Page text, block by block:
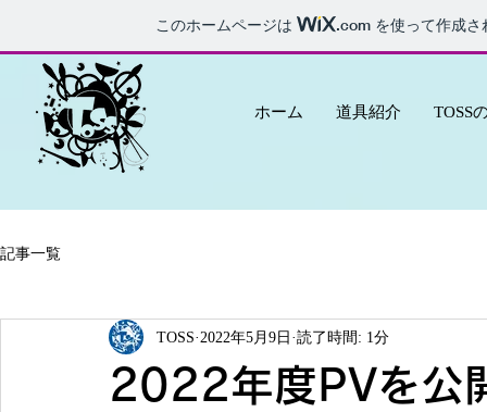
このホームページは .com を使って作成
ホーム 道具紹介 TOSS
記事一覧
2022年度PVを公
TOSS 2022年5月9日 読了時間: 1分